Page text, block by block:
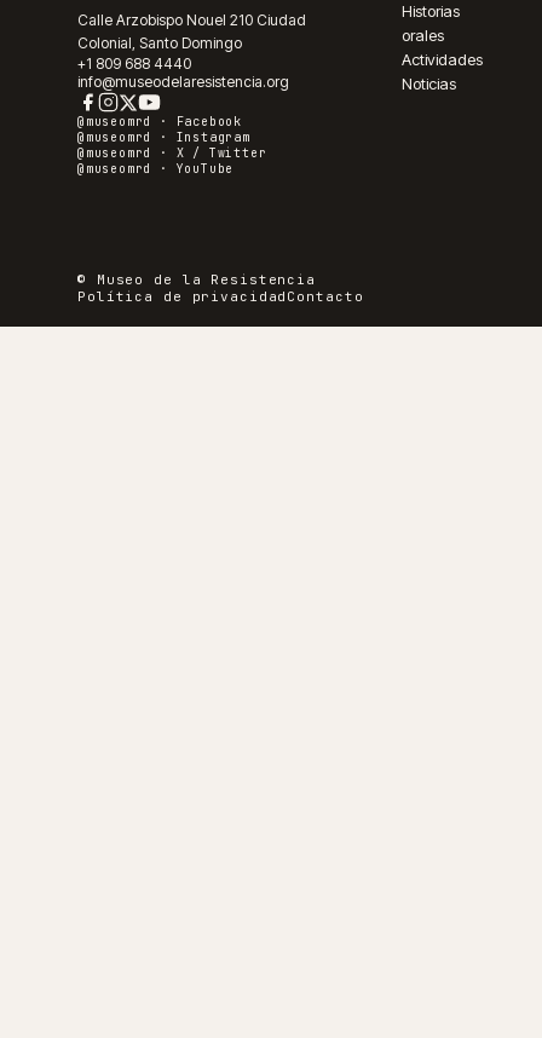
Calle Arzobispo Nouel 210 Ciudad
Colonial, Santo Domingo
+1 809 688 4440
info@museodelaresistencia.org
@museomrd ·
Facebook
@museomrd · Instagram
@museomrd · X / Twitter
@museomrd · YouTube
Historias
orales
Actividades
Noticias
© Museo de la Resistencia
Política de privacidad Contacto